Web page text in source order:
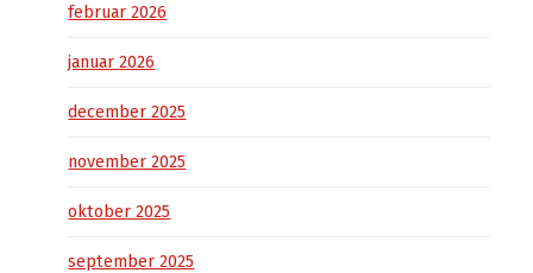
februar 2026
januar 2026
december 2025
november 2025
oktober 2025
september 2025